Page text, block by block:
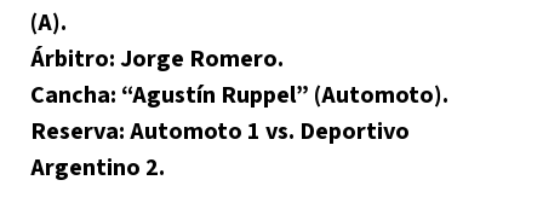
(A).
Árbitro: Jorge Romero.
Cancha: “Agustín Ruppel” (Automoto).
Reserva: Automoto 1 vs. Deportivo
Argentino 2.